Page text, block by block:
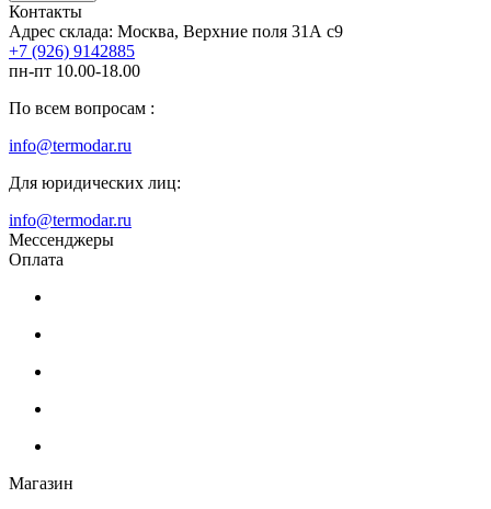
Контакты
Адрес склада: Москва, Верхние поля 31А с9
+7 (926) 9142885
пн-пт 10.00-18.00
По всем вопросам :
info@termodar.ru
Для юридических лиц:
info@termodar.ru
Мессенджеры
Оплата
Магазин